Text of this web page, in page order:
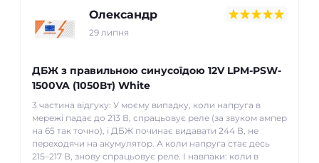
Олександр
29 липня
ДБЖ з правильною синусоїдою 12V LPM-PSW-
1500VA (1050Вт) White
3 частина відгуку: У моєму випадку, коли напруга в
мережі падає до 213 В, спрацьовує реле (за звуком ампер
на 65 так точно), і ДБЖ починає видавати 244 В, не
переходячи на акумулятор. А коли напруга стає десь
215–217 В, знову спрацьовує реле. І навпаки: коли в